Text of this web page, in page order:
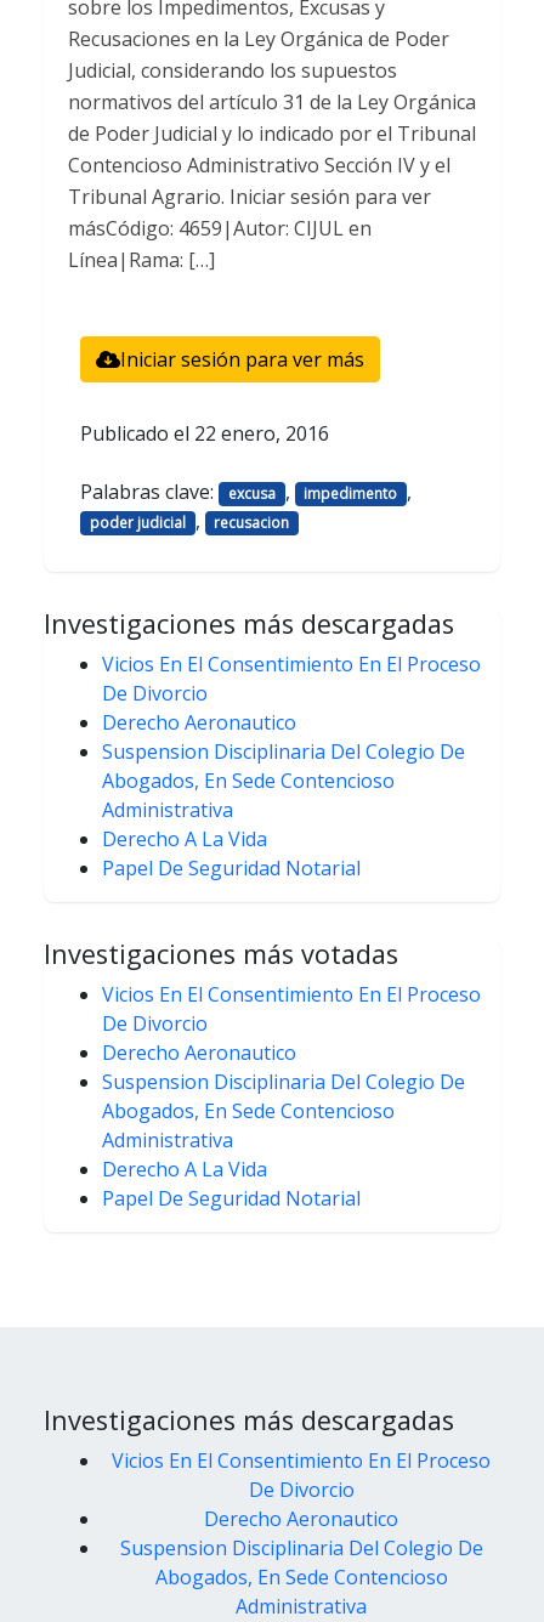
sobre los Impedimentos, Excusas y
Recusaciones en la Ley Orgánica de Poder
Judicial, considerando los supuestos
normativos del artículo 31 de la Ley Orgánica
de Poder Judicial y lo indicado por el Tribunal
Contencioso Administrativo Sección IV y el
Tribunal Agrario. Iniciar sesión para ver
másCódigo: 4659|Autor: CIJUL en
Línea|Rama: […]
Iniciar sesión para ver más
Publicado el 22 enero, 2016
Palabras clave: excusa , impedimento ,
poder judicial , recusacion
Investigaciones más descargadas
Vicios En El Consentimiento En El Proceso
De Divorcio
Derecho Aeronautico
Suspension Disciplinaria Del Colegio De
Abogados, En Sede Contencioso
Administrativa
Derecho A La Vida
Papel De Seguridad Notarial
Investigaciones más votadas
Vicios En El Consentimiento En El Proceso
De Divorcio
Derecho Aeronautico
Suspension Disciplinaria Del Colegio De
Abogados, En Sede Contencioso
Administrativa
Derecho A La Vida
Papel De Seguridad Notarial
Investigaciones más descargadas
Vicios En El Consentimiento En El Proceso
De Divorcio
Derecho Aeronautico
Suspension Disciplinaria Del Colegio De
Abogados, En Sede Contencioso
Administrativa